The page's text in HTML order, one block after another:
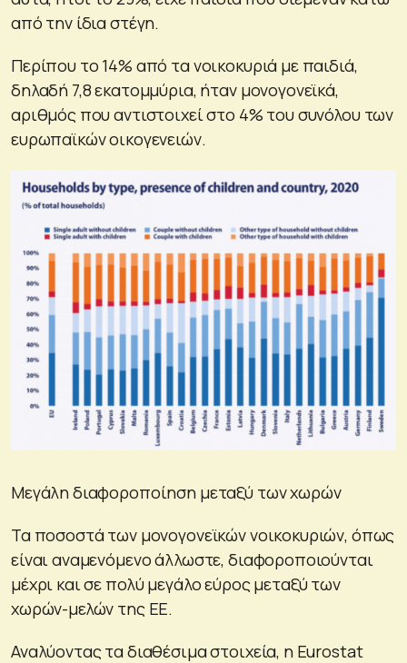
από την ίδια στέγη.
Περίπου το 14% από τα νοικοκυριά με παιδιά,
δηλαδή 7,8 εκατομμύρια, ήταν μονογονεϊκά,
αριθμός που αντιστοιχεί στο 4% του συνόλου των
ευρωπαϊκών οικογενειών.
Μεγάλη διαφοροποίηση μεταξύ των χωρών
Τα ποσοστά των μονογονεϊκών νοικοκυριών, όπως
είναι αναμενόμενο άλλωστε, διαφοροποιούνται
μέχρι και σε πολύ μεγάλο εύρος μεταξύ των
χωρών-μελών της ΕΕ.
Αναλύοντας τα διαθέσιμα στοιχεία, η Eurostat